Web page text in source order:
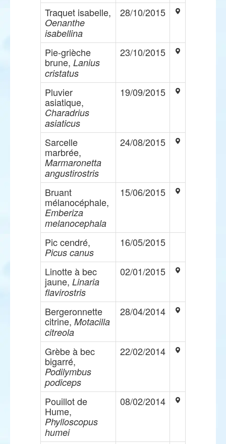
Traquet isabelle,
Oenanthe
isabellina
28/10/2015
Pie-grièche
brune, Lanius
cristatus
23/10/2015
Pluvier
asiatique,
Charadrius
asiaticus
19/09/2015
Sarcelle
marbrée,
Marmaronetta
angustirostris
24/08/2015
Bruant
mélanocéphale,
Emberiza
melanocephala
15/06/2015
Pic cendré,
Picus canus
16/05/2015
Linotte à bec
jaune, Linaria
flavirostris
02/01/2015
Bergeronnette
citrine, Motacilla
citreola
28/04/2014
Grèbe à bec
bigarré,
Podilymbus
podiceps
22/02/2014
Pouillot de
Hume,
Phylloscopus
humei
08/02/2014